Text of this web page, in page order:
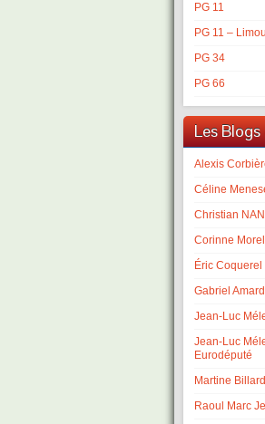
PG 11
PG 11 –
PG 34
PG 66
Les Blogs
Alexis
Céline
Christian
Corinne
Éric Coquerel
Gabriel Amard
Jean-Luc
Jean-Luc
Eurodéputé
Martine Billard
Raoul Marc